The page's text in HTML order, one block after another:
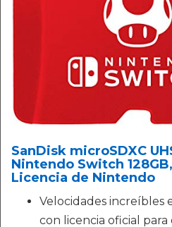
SanDisk microSDXC
Nintendo Switch
Licencia de Nintendo
Velocidades increíbles
con licencia oficial